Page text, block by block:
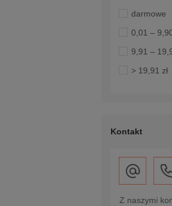
darmowe
0,01 –
9,91 –
> 19,91 zł
Kontakt
Z naszymi